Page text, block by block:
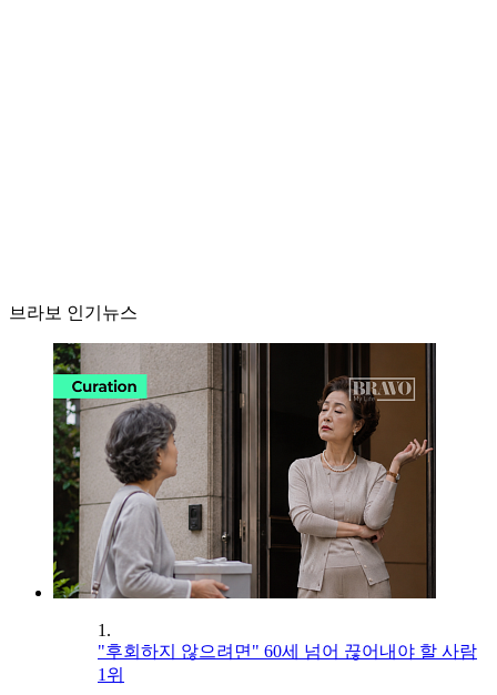
브라보 인기뉴스
1.
"후회하지 않으려면" 60세 넘어 끊어내야 할 사람
1위